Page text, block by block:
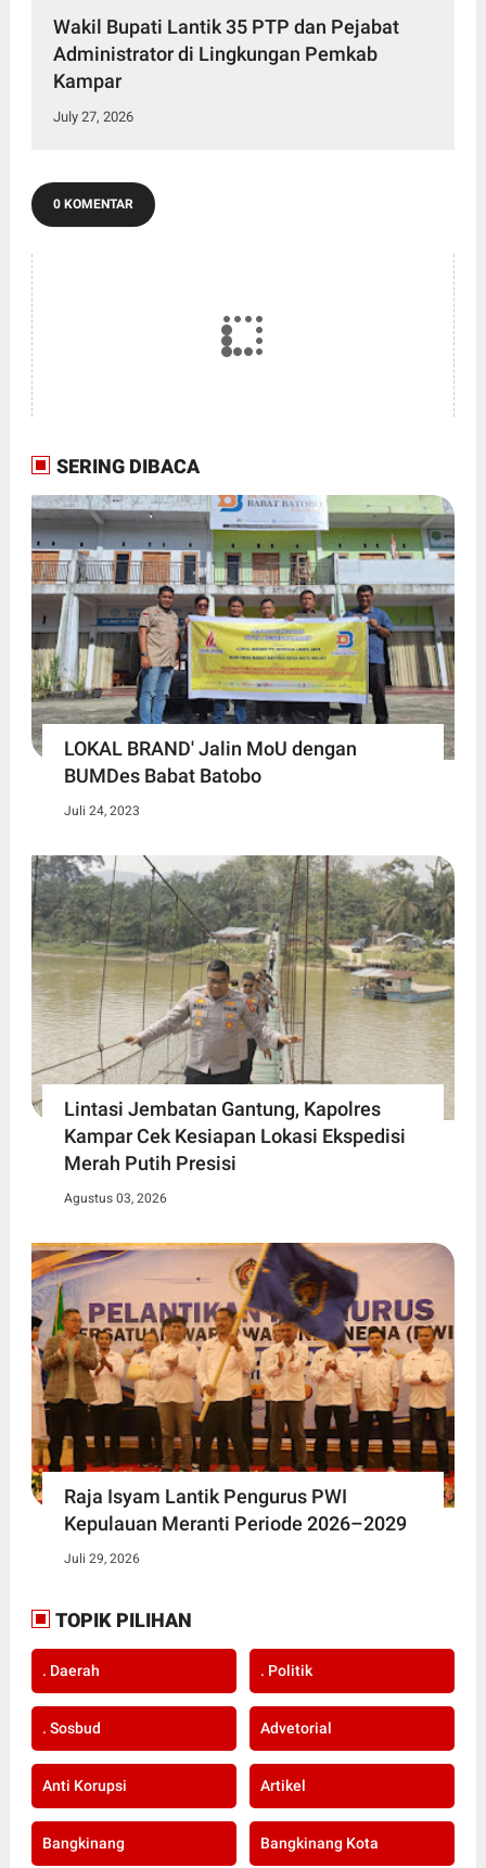
Wakil Bupati Lantik 35 PTP dan Pejabat
Administrator di Lingkungan Pemkab
Kampar
July 27, 2026
0 KOMENTAR
SERING DIBACA
LOKAL BRAND' Jalin MoU dengan
BUMDes Babat Batobo
Juli 24, 2023
Lintasi Jembatan Gantung, Kapolres
Kampar Cek Kesiapan Lokasi Ekspedisi
Merah Putih Presisi
Agustus 03, 2026
Raja Isyam Lantik Pengurus PWI
Kepulauan Meranti Periode 2026–2029
Juli 29, 2026
TOPIK PILIHAN
. Daerah . Politik
. Sosbud Advetorial
Anti Korupsi Artikel
Bangkinang Bangkinang Kota